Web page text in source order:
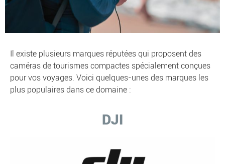
Il existe plusieurs marques réputées qui proposent des
caméras de tourismes compactes spécialement conçues
pour vos voyages. Voici quelques-unes des marques les
plus populaires dans ce domaine :
DJI